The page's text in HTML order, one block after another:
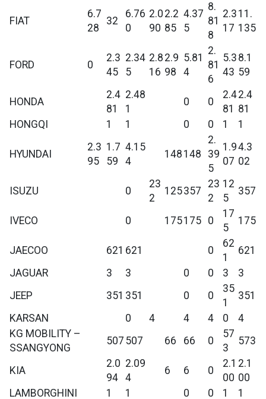
FIAT
6.7
28
32
6.76
0
2.0
90
2.2
85
4.37
5
8.
81
8
2.3
17
11.
135
FORD 0
2.3
45
2.34
5
2.8
16
2.9
98
5.81
4
2.
81
6
5.3
43
8.1
59
HONDA
2.4
81
2.48
1
0 0
2.4
81
2.4
81
HONGQI
1 1 0 0 1 1
HYUNDAI
2.3
95
1.7
59
4.15
4
148 148
2.
39
5
1.9
07
4.3
02
ISUZU 0
23
2
125357
23
2
12
5
357
IVECO 0 175175 0
17
5
175
JAECOO 621 621 0
62
1
621
JAGUAR
3 3 0 0 3
3
JEEP
351 351 0 0
35
1
351
KARSAN
0 4 4 4 0
4
KG MOBILITY –
SSANGYONG
507 507 66 66 0
57
3
573
KIA
2.0
94
2.09
4
6 6 0
2.1
00
2.1
00
LAMBORGHINI
1 1 0 0 1 1